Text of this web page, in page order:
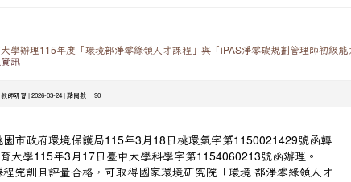
學辦理115年度「環境部淨零綠領人才課程」與「iPAS淨零碳規劃管理師初級能
訊
教師研習 | 2026-03-24 | 點閱數： 90
園市政府環境保護局115年3月18日桃環氣字第1150021429號函轉
大學115年3月17日臺中大學科學字第1154060213號函辦理。
完訓且評量合格，可取得國家環境研究院「環境 部淨零綠領人才